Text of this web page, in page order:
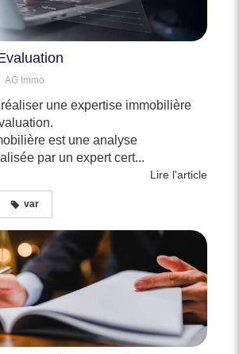
AG Immo
une expertise immobilière
est une analyse
par un expert cert...
Lire l'article
var